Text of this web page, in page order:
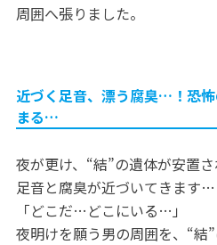
周囲へ張りました。
近づく足音、漂う腐臭…！恐
まる…
夜が更け、“結”の遺体が安置
足音と腐臭が近づいてきます…
「どこだ…どこにいる…」
夜明けを願う男の周囲を、“結”